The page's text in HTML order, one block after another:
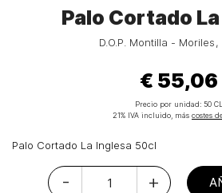
Palo Cortado
D.O.P. Montilla - Moriles
€ 55,06
Precio por unidad: 50 CL
21% IVA incluido, más costes
Palo Cortado La Inglesa 50cl
- +